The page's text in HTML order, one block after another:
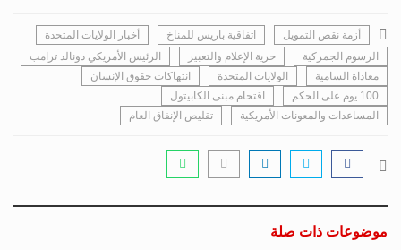
أزمة نقص التمويل اتفاقية باريس للمناخ
أخبار الولايات المتحدة
الرسوم الجمركية
حرية الإعلام والتعبير
الرئيس الأمريكي دونالد ترامب
معاداة السامية
الولايات المتحدة
انتهاكات حقوق الإنسان
100 يوم على الحكم
اقتحام مبنى الكابيتول
المساعدات والمعونات الأمريكية
تقليص الإنفاق العام
موضوعات ذات صلة